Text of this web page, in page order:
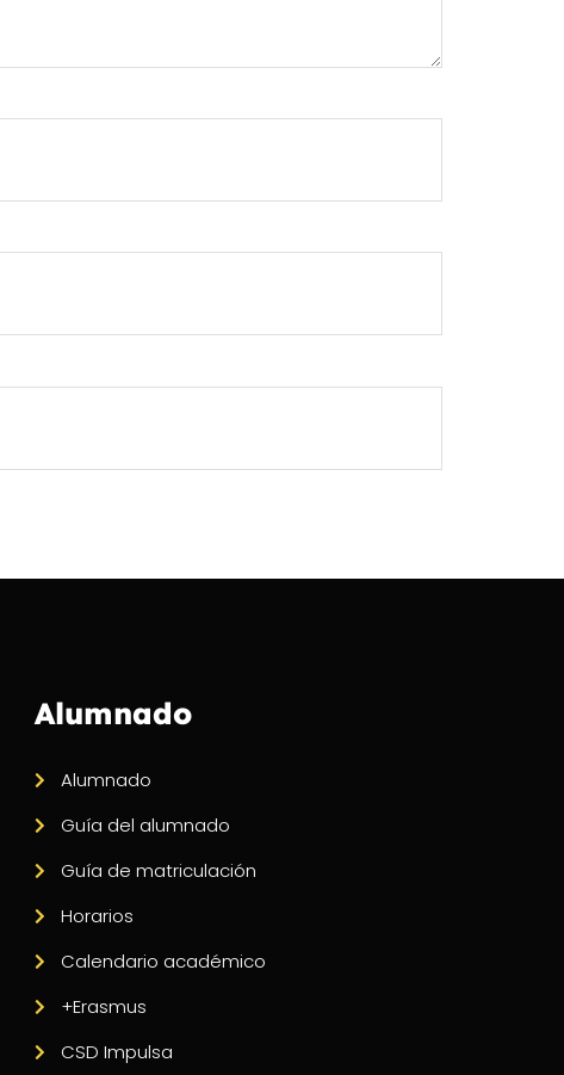
Alumnado
Alumnado
Guía del alumnado
Guía de matriculación
Horarios
Calendario académico
+Erasmus
CSD Impulsa